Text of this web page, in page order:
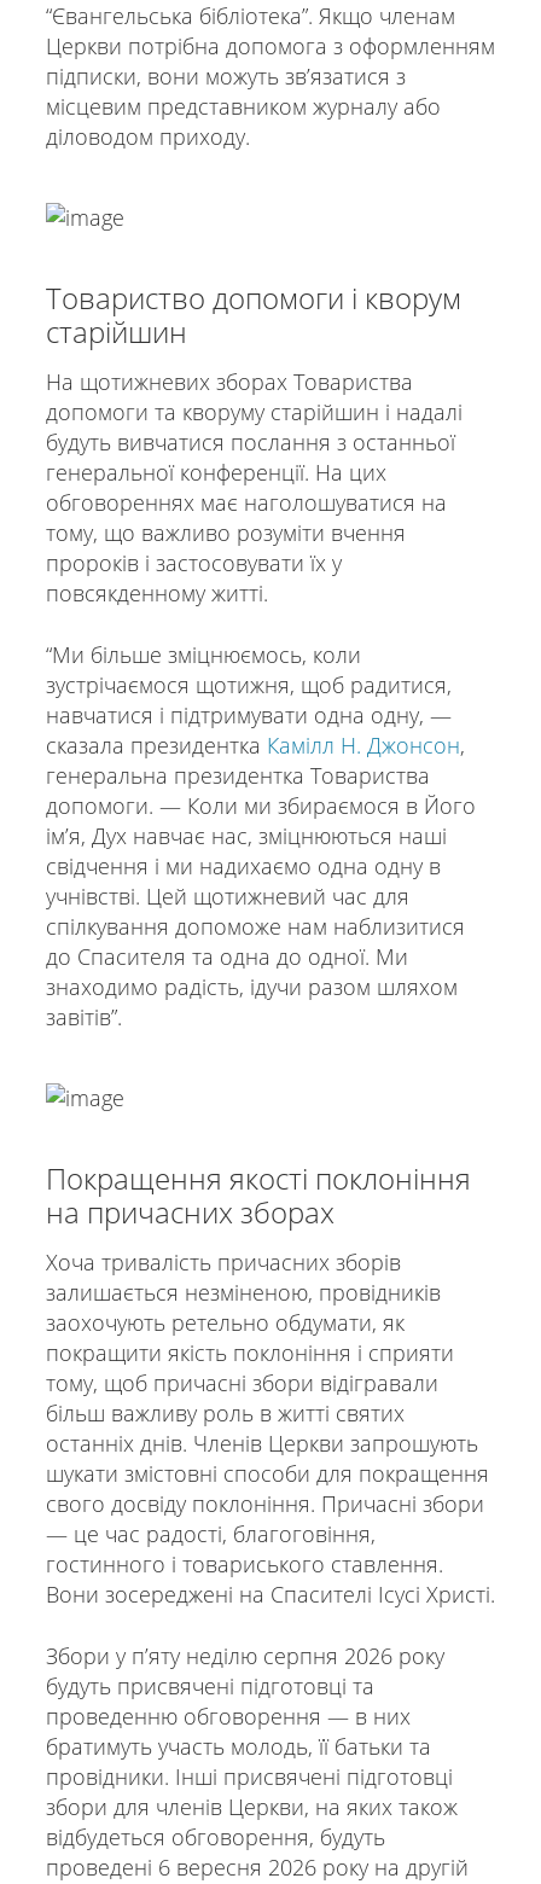
“Євангельська бібліотека”. Якщо членам
Церкви потрібна допомога з оформленням
підписки, вони можуть звʼязатися з
місцевим представником журналу або
діловодом приходу.
Товариство допомоги і кворум
старійшин
На щотижневих зборах Товариства
допомоги та кворуму старійшин і надалі
будуть вивчатися послання з останньої
генеральної конференції. На цих
обговореннях має наголошуватися на
тому, що важливо розуміти вчення
пророків і застосовувати їх у
повсякденному житті.
“Ми більше зміцнюємось, коли
зустрічаємося щотижня, щоб радитися,
навчатися і підтримувати одна одну, —
сказала президентка Камілл Н. Джонсон,
генеральна президентка Товариства
допомоги. — Коли ми збираємося в Його
імʼя, Дух навчає нас, зміцнюються наші
свідчення і ми надихаємо одна одну в
учнівстві. Цей щотижневий час для
спілкування допоможе нам наблизитися
до Спасителя та одна до одної. Ми
знаходимо радість, ідучи разом шляхом
завітів”.
Покращення якості поклоніння
на причасних зборах
Хоча тривалість причасних зборів
залишається незміненою, провідників
заохочують ретельно обдумати, як
покращити якість поклоніння і сприяти
тому, щоб причасні збори відігравали
більш важливу роль в житті святих
останніх днів. Членів Церкви запрошують
шукати змістовні способи для покращення
свого досвіду поклоніння. Причасні збори
— це час радості, благоговіння,
гостинного і товариського ставлення.
Вони зосереджені на Спасителі Ісусі Христі.
Збори у пʼяту неділю серпня 2026 року
будуть присвячені підготовці та
проведенню обговорення — в них
братимуть участь молодь, її батьки та
провідники. Інші присвячені підготовці
збори для членів Церкви, на яких також
відбудеться обговорення, будуть
проведені 6 вересня 2026 року на другій